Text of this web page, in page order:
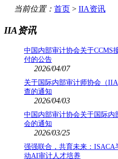
当前位置： 首页 > IIA资讯
IIA资讯
中国内部审计协会关于CCMS
付的公告
2026/04/07
关于国际内部审计师协会（
查的通知
2026/04/03
中国内部审计协会关于国际内
会的通知
2026/03/25
强强联合，共育未来：ISACA
动AI审计人才培养